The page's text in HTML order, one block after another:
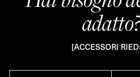
[ACCESSORI